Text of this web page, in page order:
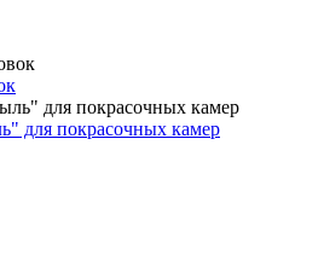
для покрасочных камер